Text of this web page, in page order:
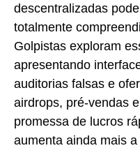
descentralizadas
totalmente
Golpistas exploram
apresentando
auditorias falsas e
airdrops, pré-vendas
promessa de lucros
aumenta ainda mais